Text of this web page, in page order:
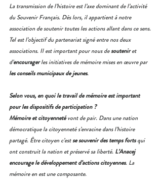
La transmission de l’histoire est l’axe dominant de l’activité
du Souvenir Français. Dès lors, il appartient à notre
association de soutenir toutes les actions allant dans ce sens.
Tel est l’objectif du partenariat signé entre nos deux
associations. Il est important pour nous de soutenir et
d’encourager les initiatives de mémoire mises en œuvre par
les conseils municipaux de jeunes.
Selon vous, en quoi le travail de mémoire est important
pour les dispositifs de participation ?
Mémoire et citoyenneté vont de pair. Dans une nation
démocratique la citoyenneté s’enracine dans l’histoire
partagé. Être citoyen c’est se souvenir des temps forts qui
ont construit la nation et préservé sa liberté. L’Anacej
encourage le développement d’actions citoyennes. La
mémoire en est une composante.